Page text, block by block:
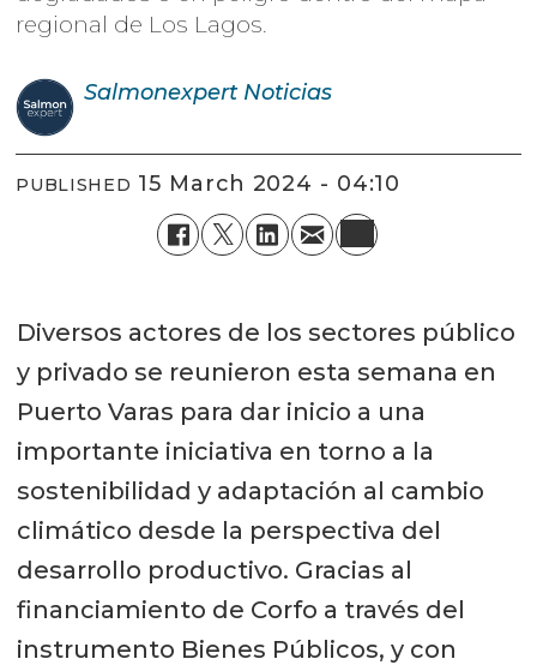
regional de Los Lagos.
Salmonexpert Noticias
PUBLISHED 15 March 2024 - 04:10
Diversos actores de los sectores público
y privado se reunieron esta semana en
Puerto Varas para dar inicio a una
importante iniciativa en torno a la
sostenibilidad y adaptación al cambio
climático desde la perspectiva del
desarrollo productivo. Gracias al
financiamiento de Corfo a través del
instrumento Bienes Públicos, y con